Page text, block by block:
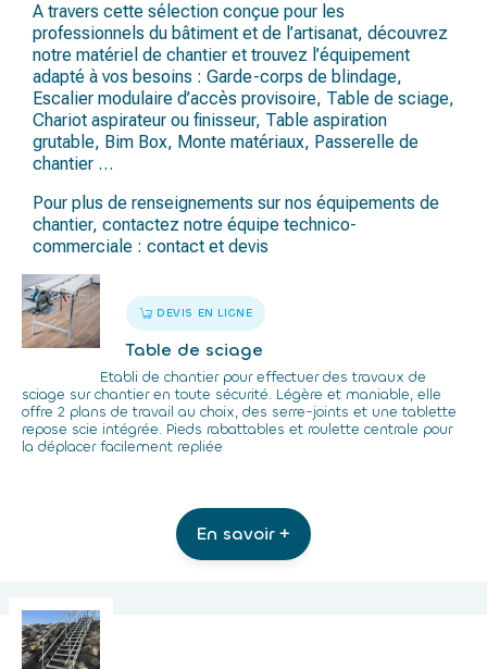
A travers cette sélection conçue pour les
professionnels du bâtiment et de l’artisanat, découvrez
notre matériel de chantier et trouvez l’équipement
adapté à vos besoins : Garde-corps de blindage,
Escalier modulaire d’accès provisoire, Table de sciage,
Chariot aspirateur ou finisseur, Table aspiration
grutable, Bim Box, Monte matériaux, Passerelle de
chantier …
Pour plus de renseignements sur nos équipements de
chantier, contactez notre équipe technico-
commerciale : contact et devis
DEVIS EN LIGNE
Table de sciage
Etabli de chantier pour effectuer des travaux de
sciage sur chantier en toute sécurité. Légère et maniable, elle
offre 2 plans de travail au choix, des serre-joints et une tablette
repose scie intégrée. Pieds rabattables et roulette centrale pour
la déplacer facilement repliée
En savoir +